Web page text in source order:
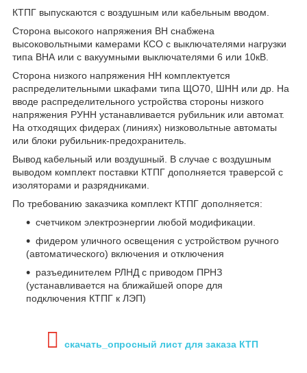
КТПГ выпускаются с воздушным или кабельным вводом.
Сторона высокого напряжения ВН снабжена
высоковольтными камерами КСО с выключателями нагрузки
типа ВНА или с вакуумными выключателями 6 или 10кВ.
Сторона низкого напряжения НН комплектуется
распределительными шкафами типа ЩО70, ШНН или др. На
вводе распределительного устройства стороны низкого
напряжения РУНН устанавливается рубильник или автомат.
На отходящих фидерах (линиях) низковольтные автоматы
или блоки рубильник-предохранитель.
Вывод кабельный или воздушный. В случае с воздушным
выводом комплект поставки КТПГ дополняется траверсой с
изоляторами и разрядниками.
По требованию заказчика комплект КТПГ дополняется:
счетчиком электроэнергии любой модификации.
фидером уличного освещения с устройством ручного
(автоматического) включения и отключения
разъединителем РЛНД с приводом ПРНЗ
(устанавливается на ближайшей опоре для
подключения КТПГ к ЛЭП)
скачать_опросный лист для заказа КТП